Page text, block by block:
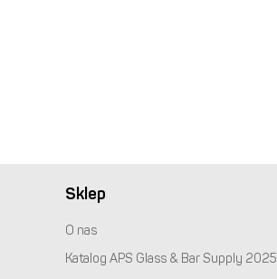
Sklep
O nas
Katalog APS Glass & Bar Supply 2025